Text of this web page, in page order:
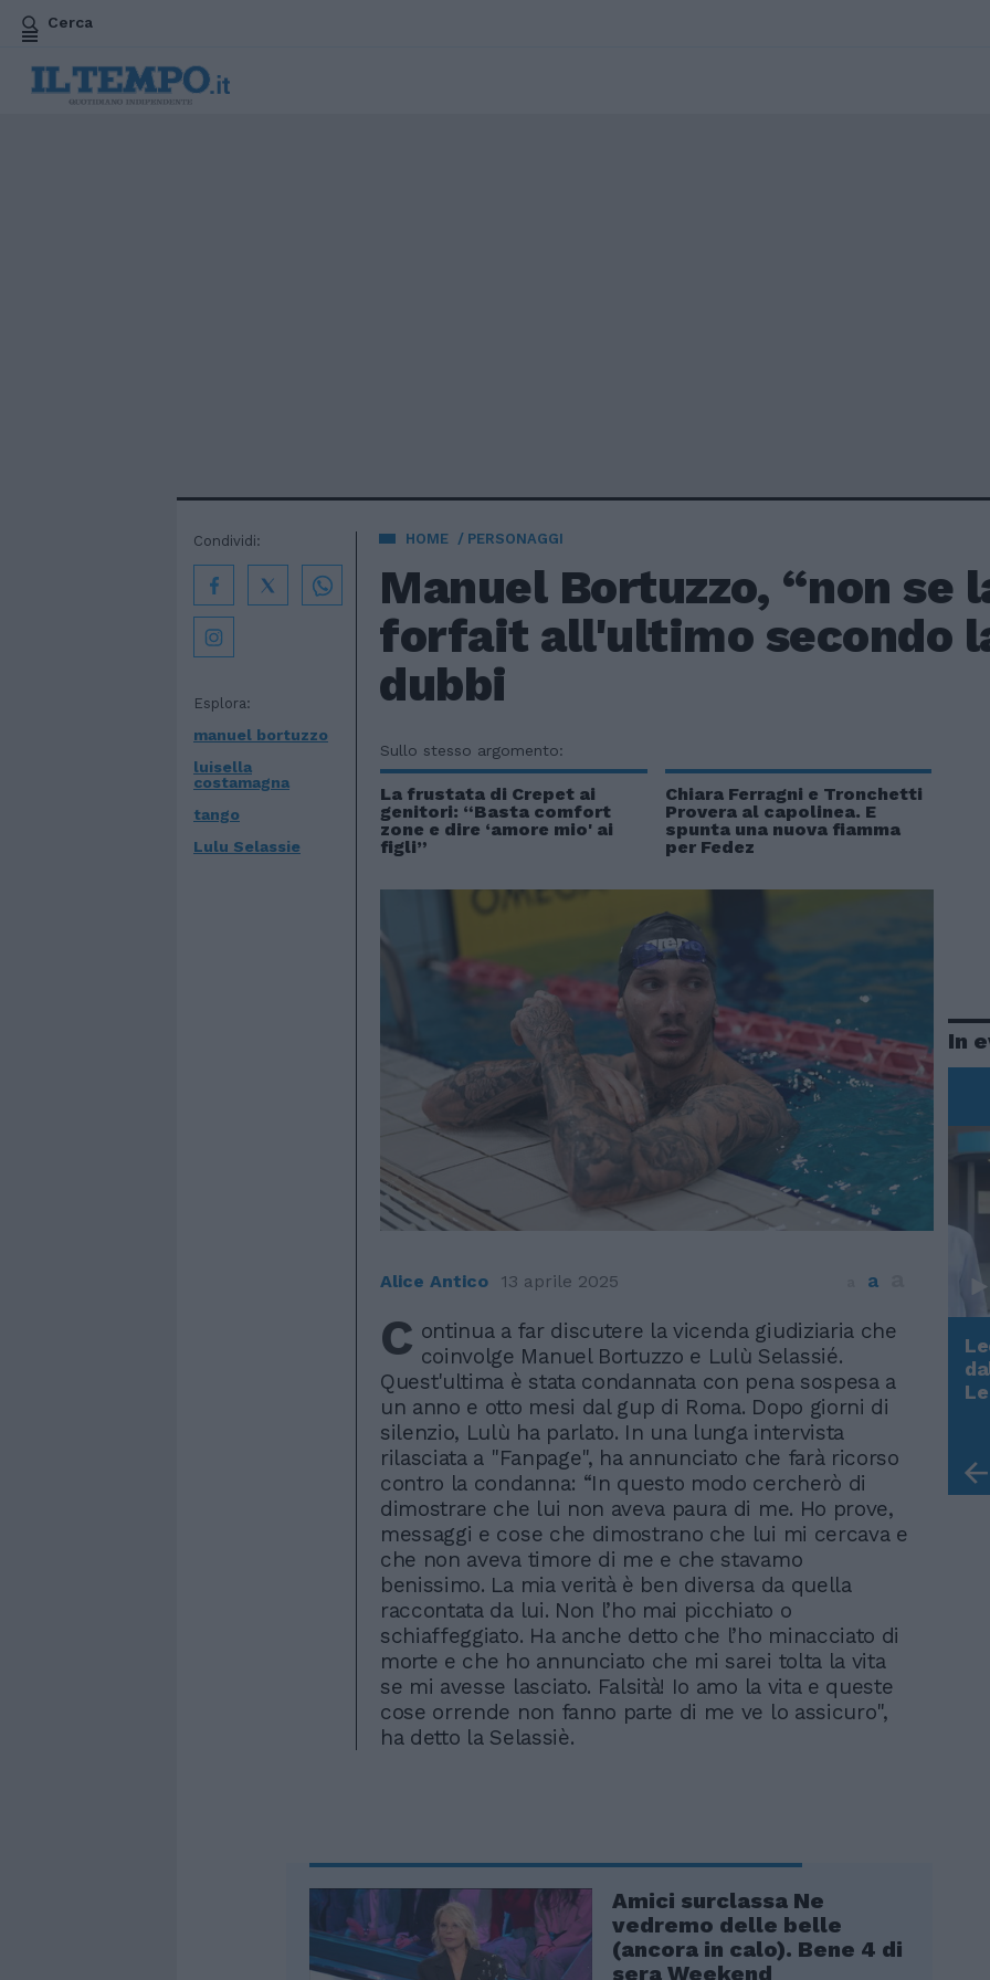
Cerca
HOME PERSONAGGI
Manuel Bortuzzo, “non se
forfait all'ultimo secondo
dubbi
Esplora:
manuel bortuzzo
luisella
costamagna
tango
Lulu Selassie
Condividi:
Sullo stesso argomento:
La frustata di Crepet ai
genitori: “Basta comfort
zone e dire ‘amore mio' ai
figli”
Chiara Ferragni e Tronchetti
Provera al capolinea. E
spunta una nuova fiamma
per Fedez
Alice Antico 13 aprile 2025 a
C ontinua a far discutere la vicenda giudiziaria che
coinvolge Manuel Bortuzzo e Lulù Selassié.
Quest'ultima è stata condannata con pena sospesa a
un anno e otto mesi dal gup di Roma. Dopo giorni di
silenzio, Lulù ha parlato. In una lunga intervista
rilasciata a "Fanpage", ha annunciato che farà ricorso
contro la condanna: “In questo modo cercherò di
dimostrare che lui non aveva paura di me. Ho prove,
messaggi e cose che dimostrano che lui mi cercava e
che non aveva timore di me e che stavamo
benissimo. La mia verità è ben diversa da quella
raccontata da lui. Non l’ho mai picchiato o
schiaffeggiato. Ha anche detto che l’ho minacciato di
morte e che ho annunciato che mi sarei tolta la vita
se mi avesse lasciato. Falsità! Io amo la vita e queste
cose orrende non fanno parte di me ve lo assicuro",
ha detto la Selassiè.
Amici surclassa Ne
vedremo delle belle
(ancora in calo). Bene 4 di
sera Weekend
In
Rudy Giuliani a Come States?
Trump, Meloni e la strategia
americana